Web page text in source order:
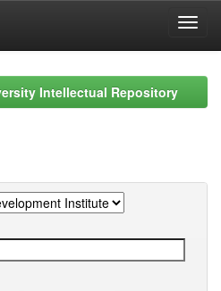
Intellectual Repository